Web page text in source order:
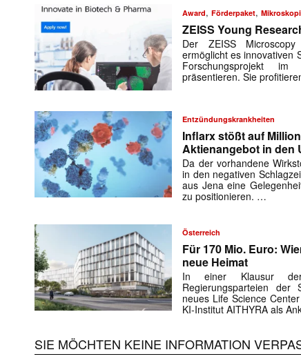
Mit
E-
Mail
Award,Förderpaket,
ZEISS Young
Der ZEISS
ermöglicht es innovativen
Forschungsprojekt
präsentieren. Sie
Entzündungskrankheiten
Inflarx stößt auf
Aktienangebot in den
Da der vorhandene
in den negativen
aus Jena eine
zu positionieren. …
Österreich
Für 170 Mio. Euro:
neue Heimat
In einer Klausur
Regierungsparteien
neues Life Science
KI-Institut AITHYRA als
SIE MÖCHTEN KEINE INFORMATION